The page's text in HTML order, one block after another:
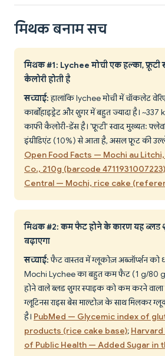
मिथक बनाम सच
मिथक #1: Lychee मोची एक हल्का,
कैलोरी होती है
सच्चाई:हालांकि lychee मोची में चॉकलेट
कार्बोहाइड्रेट और शुगर में बहुत ज्यादा है।
काफी कैलोरी-डेंस है। 'फ्रूटी' स्वाद मुख्यतः
इंग्रीडिएंट (10%) से आता है, असल फ्रूट की
Open Food Facts — Mochi au Litchi,
Co., 210g (barcode 4711931007223)
Central — Mochi, rice cake
मिथक #2: कम फैट होने के कारण यह ब्लड
बढ़ाएगा
सच्चाई:फैट वास्तव में ग्लूकोज़ अब्जॉर्प्शन को
Mochi Lychee का बहुत कम फैट (1 g/80
होने वाले ब्लड शुगर स्पाइक को कम करने
ग्लूटिनस राइस बेस माल्टोज़ के साथ मिलकर
है। PubMed — Glycemic index of
products (rice cake base); Harvard
of Public Health — Added Sugar in